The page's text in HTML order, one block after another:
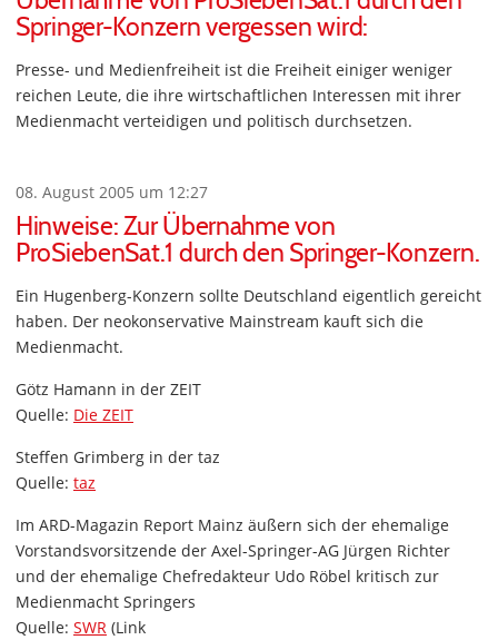
Springer-Konzern vergessen wird:
Presse- und Medienfreiheit ist die Freiheit einiger weniger
reichen Leute, die ihre wirtschaftlichen Interessen mit ihrer
Medienmacht verteidigen und politisch durchsetzen.
08. August 2005 um 12:27
Hinweise: Zur Übernahme von
ProSiebenSat.1 durch den Springer-Konzern.
Ein Hugenberg-Konzern sollte Deutschland eigentlich gereicht
haben. Der neokonservative Mainstream kauft sich die
Medienmacht.
Götz Hamann in der ZEIT
Quelle: Die ZEIT
Steffen Grimberg in der taz
Quelle: taz
Im ARD-Magazin Report Mainz äußern sich der ehemalige
Vorstandsvorsitzende der Axel-Springer-AG Jürgen Richter
und der ehemalige Chefredakteur Udo Röbel kritisch zur
Medienmacht Springers
Quelle: SWR (Link